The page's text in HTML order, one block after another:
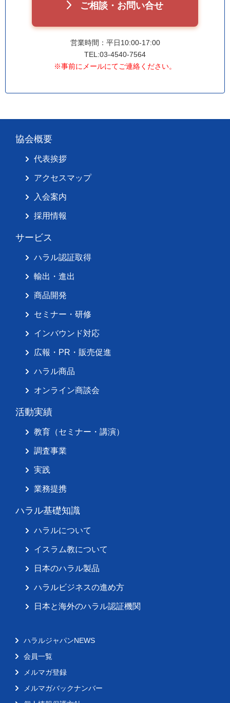
ご相談・お問い合せ
営業時間：平日10:00-17:00
TEL:03-4540-7564
※事前にメールにてご連絡ください。
協会概要
代表挨拶
アクセスマップ
入会案内
採用情報
サービス
ハラル認証取得
輸出・進出
商品開発
セミナー・研修
インバウンド対応
広報・PR・販売促進
ハラル商品
オンライン商談会
活動実績
教育（セミナー・講演）
調査事業
実践
業務提携
ハラル基礎知識
ハラルについて
イスラム教について
日本のハラル製品
ハラルビジネスの進め方
日本と海外のハラル認証機関
ハラルジャパンNEWS
会員一覧
メルマガ登録
メルマガバックナンバー